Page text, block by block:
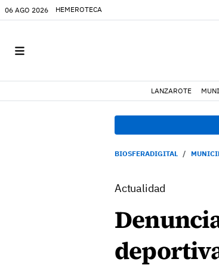
06 AGO 2026 HEMEROTECA
LANZAROTE
BIOSFERADIGITAL
Actualidad